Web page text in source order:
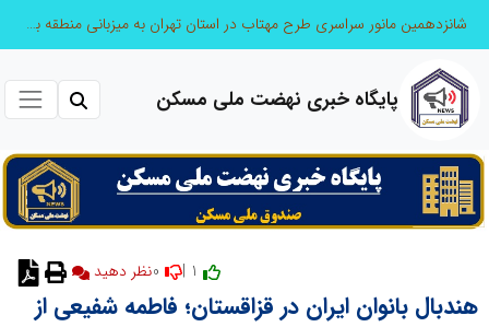
شانزدهمین مانور سراسری طرح مهتاب در استان تهران به میزبانی منطقه برق لواسان
پایگاه خبری نهضت ملی مسکن
هندبال بانوان ایران در قزاقستان؛ فاطمه شفیعی از